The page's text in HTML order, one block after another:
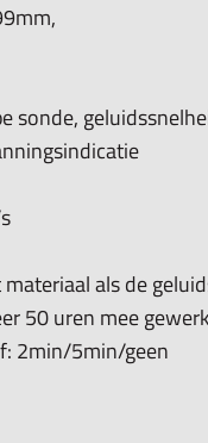
sonde,
als de
50 uren mee
2min/5min/geen